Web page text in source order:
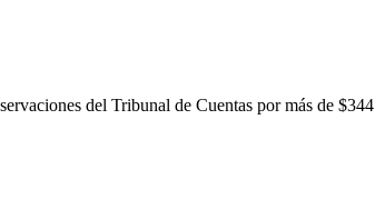
del Tribunal de Cuentas por más de $344